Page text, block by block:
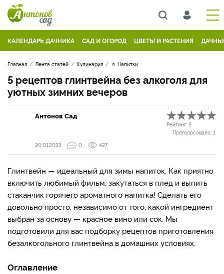
КАЛЕНДАРЬ ДАЧНИКА САД И ОГОРОД ЦВЕТЫ И РАСТЕНИЯ
Главная Лента статей Кулинария 🥤 Напитки
5 рецептов глинтвейна без алкоголя для
уютных зимних вечеров
Антонов Сад
Рейтинг: 5
Проголосовало: 1
20.01.2023
0 427
Глинтвейн — идеальный для зимы напиток. Как приятно
включить любимый фильм, закутаться в плед и выпить
стаканчик горячего ароматного напитка! Сделать его
довольно просто, независимо от того, какой ингредиент
выбран за основу — красное вино или сок. Мы
подготовили для вас подборку рецептов приготовления
безалкогольного глинтвейна в домашних условиях.
Оглавление